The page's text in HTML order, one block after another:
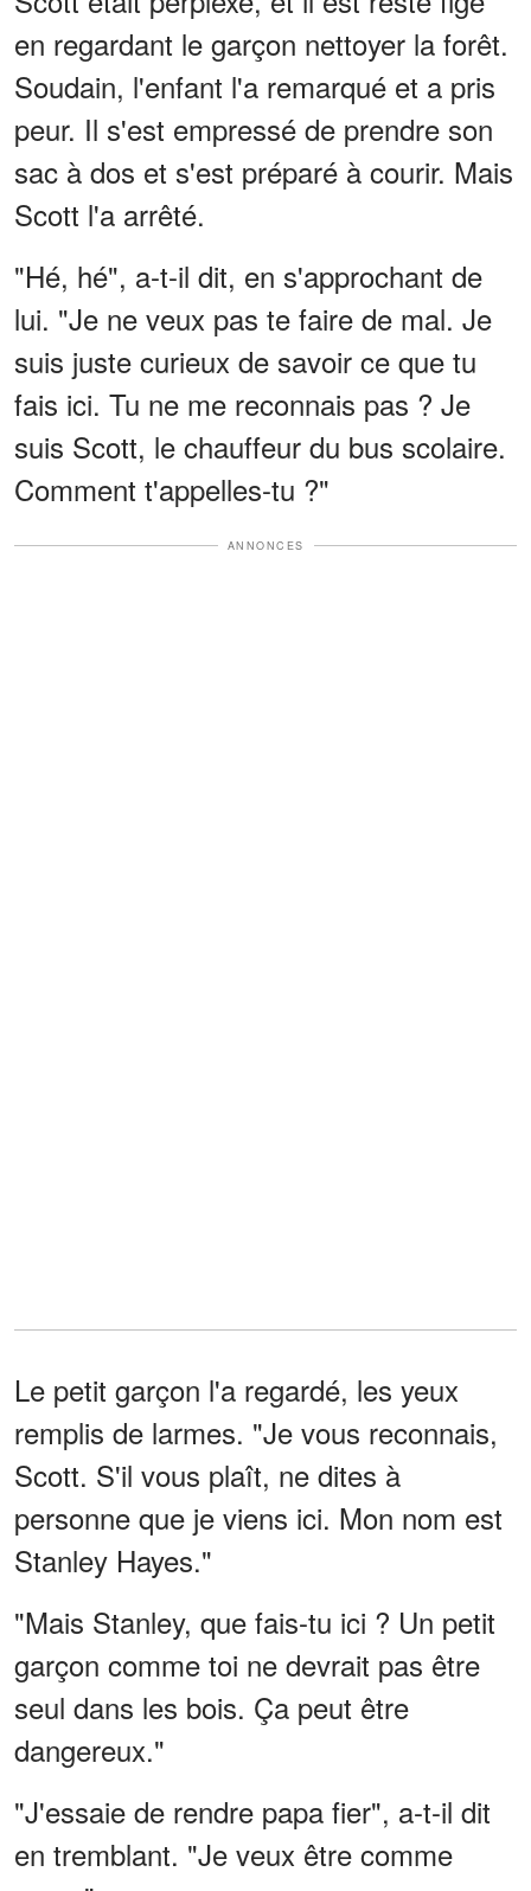
en regardant le garçon nettoyer la forêt.
Soudain, l'enfant l'a remarqué et a pris
peur. Il s'est empressé de prendre son
sac à dos et s'est préparé à courir. Mais
Scott l'a arrêté.
"Hé, hé", a-t-il dit, en s'approchant de
lui. "Je ne veux pas te faire de mal. Je
suis juste curieux de savoir ce que tu
fais ici. Tu ne me reconnais pas ? Je
suis Scott, le chauffeur du bus scolaire.
Comment t'appelles-tu ?"
ANNONCES
Le petit garçon l'a regardé, les yeux
remplis de larmes. "Je vous reconnais,
Scott. S'il vous plaît, ne dites à
personne que je viens ici. Mon nom est
Stanley Hayes."
"Mais Stanley, que fais-tu ici ? Un petit
garçon comme toi ne devrait pas être
seul dans les bois. Ça peut être
dangereux."
"J'essaie de rendre papa fier", a-t-il dit
en tremblant. "Je veux être comme